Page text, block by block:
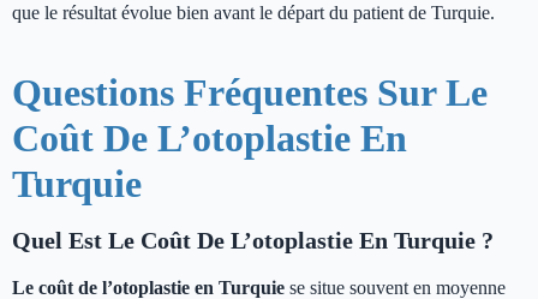
que le résultat évolue bien avant le départ du patient de Turquie.
Questions Fréquentes Sur Le
Coût De L’otoplastie En
Turquie
Quel Est Le Coût De L’otoplastie En Turquie ?
Le coût de l’otoplastie en Turquie se situe souvent en moyenne